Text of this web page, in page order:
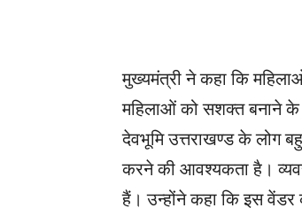
मुख्यमंत्री ने कहा कि
महिलाओं को सशक्त बनाने के
देवभूमि उत्तराखण्ड के लोग
करने की आवश्यकता है।
हैं। उन्होंने कहा कि इस वेंडर